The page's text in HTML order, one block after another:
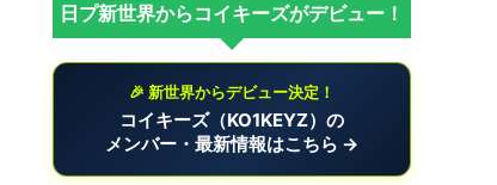
日プ新世界からコイキーズがデビュー！
🎉 新世界からデビュー決定！
コイキーズ（KO1KEYZ）の
メンバー・最新情報はこちら →